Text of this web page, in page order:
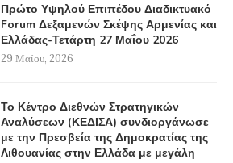
Πρώτο Υψηλού Επιπέδου Διαδικτυακό
Forum Δεξαμενών Σκέψης Αρμενίας και
Ελλάδας-Τετάρτη 27 Μαΐου 2026
29 Μαΐου, 2026
Το Κέντρο Διεθνών Στρατηγικών
Αναλύσεων (ΚΕΔΙΣΑ) συνδιοργάνωσε
με την Πρεσβεία της Δημοκρατίας της
Λιθουανίας στην Ελλάδα με μεγάλη